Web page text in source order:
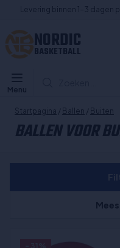
Levering binnen 1-3 dagen
NORDIC
BASKETBALL
Menu
Startpagina / Ballen / Buiten
BALLEN VOOR